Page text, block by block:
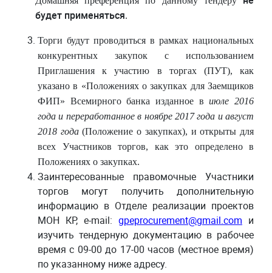
будет применяться.
Торги будут проводиться в рамках национальных
конкурентных закупок с использованием
Приглашения к участию в торгах (ПУТ), как
указано в «Положениях о закупках для Заемщиков
ФИП» Всемирного банка изданное в июле 2016
года и переработанное в ноябре 2017 года и август
2018 года(Положение о закупках), и открыты для
всех Участников торгов, как это определено в
Положениях о закупках.
Заинтересованные правомочные Участники
торгов могут получить дополнительную
информацию в Отделе реализации проектов
МОН КР, e-mail: gpeprocurement@gmail.com и
изучить тендерную документацию в рабочее
время с 09-00 до 17-00 часов (местное время)
по указанному ниже адресу.